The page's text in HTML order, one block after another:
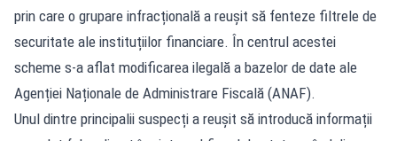
prin care o grupare infracțională a reușit să fenteze filtrele de
securitate ale instituțiilor financiare. În centrul acestei
scheme s-a aflat modificarea ilegală a bazelor de date ale
Agenției Naționale de Administrare Fiscală (ANAF).
Unul dintre principalii suspecți a reușit să introducă informații